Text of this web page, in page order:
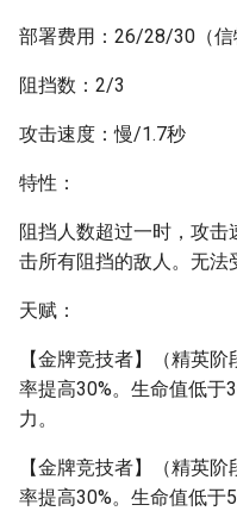
部署费用：26/28/30（信
阻挡数：2/3
攻击速度：慢/1.7秒
特性：
阻挡人数超过一时，攻
击所有阻挡的敌人。无法
天赋：
【金牌竞技者】（精英
率提高30%。生命值低于
力。
【金牌竞技者】（精英
率提高30%。生命值低于